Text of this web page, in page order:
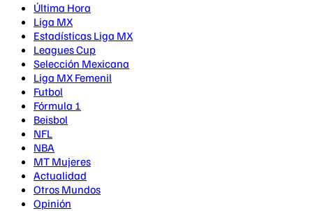
Última Hora
Liga MX
Estadísticas Liga MX
Leagues Cup
Selección Mexicana
Liga MX Femenil
Futbol
Fórmula 1
Beisbol
NFL
NBA
MT Mujeres
Actualidad
Otros Mundos
Opinión